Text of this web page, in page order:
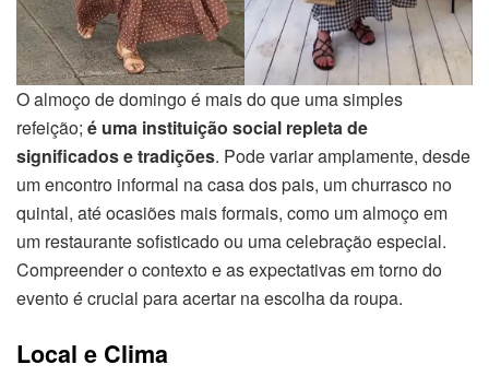
O almoço de domingo é mais do que uma simples
refeição; é uma instituição social repleta de
significados e tradições. Pode variar amplamente, desde
um encontro informal na casa dos pais, um churrasco no
quintal, até ocasiões mais formais, como um almoço em
um restaurante sofisticado ou uma celebração especial.
Compreender o contexto e as expectativas em torno do
evento é crucial para acertar na escolha da roupa.
Local e Clima